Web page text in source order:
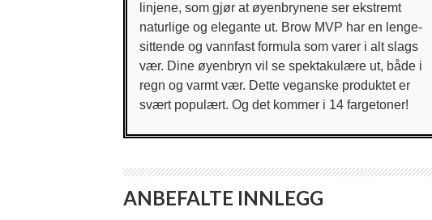
linjene, som gjør at øyenbrynene ser ekstremt
naturlige og elegante ut. Brow MVP har en lenge-
sittende og vannfast formula som varer i alt slags
vær. Dine øyenbryn vil se spektakulære ut, både i
regn og varmt vær. Dette veganske produktet er
svært populært. Og det kommer i 14 fargetoner!
ANBEFALTE INNLEGG